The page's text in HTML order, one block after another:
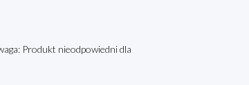
Produkt nieodpowiedni dla